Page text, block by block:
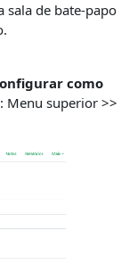
sala de bate-papo
como
Menu superior >>